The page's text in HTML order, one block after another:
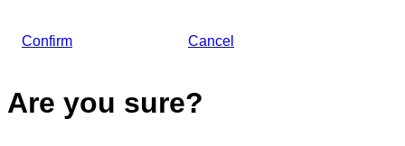
Confirm Cancel
Are you sure?